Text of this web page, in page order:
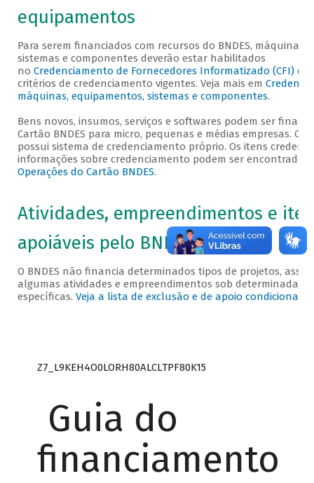
equipamentos
Para serem financiados com recursos do BNDES, máquinas,
sistemas e componentes deverão estar habilitados
no Credenciamento de Fornecedores Informatizado (CFI) do
critérios de credenciamento vigentes. Veja mais em
máquinas, equipamentos, sistemas e componentes.
Bens novos, insumos, serviços e softwares podem ser
Cartão BNDES para micro, pequenas e médias empresas. O
possui sistema de credenciamento próprio. Os itens
informações sobre credenciamento podem ser
Operações do Cartão BNDES.
Atividades, empreendimentos e
apoiáveis pelo BNDES
O BNDES não financia determinados tipos de projetos,
algumas atividades e empreendimentos sob determinadas
específicas. Veja a lista de exclusão e de apoio condicionado
Z7_L9KEH4O0LORH80ALCLTPF80K15
Guia do
financiamento